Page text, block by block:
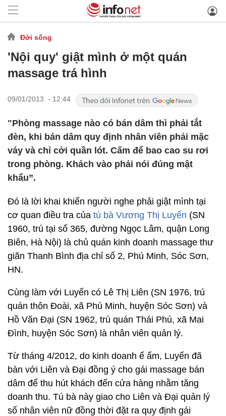
Đời sống
'Nội quy' giật mình ở một quán
massage trá hình
09/01/2013 - 12:44
"Phòng massage nào có bán dâm thì phải tắt
đèn, khi bán dâm quy định nhân viên phải mặc
váy và chỉ cởi quần lót. Cấm để bao cao su rơi
trong phòng. Khách vào phải nói đúng mật
khẩu”.
Đó là lời khai khiến người nghe phải giật mình tại
cơ quan điều tra của tú bà Vương Thị Luyến (SN
1960, trú tại số 365, đường Ngọc Lâm, quận Long
Biên, Hà Nội) là chủ quán kinh doanh massage thư
giãn Thanh Bình địa chỉ số 2, Phú Minh, Sóc Sơn,
HN.
Cùng làm với Luyến có Lê Thị Liên (SN 1976, trú
quán thôn Đoài, xã Phú Minh, huyện Sóc Sơn) và
Hồ Văn Đại (SN 1962, trú quán Thái Phú, xã Mai
Đình, huyện Sóc Sơn) là nhân viên quản lý.
Từ tháng 4/2012, do kinh doanh ế ẩm, Luyến đã
bàn với Liên và Đại đồng ý cho gái massage bán
dâm để thu hút khách đến cửa hàng nhằm tăng
doanh thu. Tú bà này giao cho Liên và Đại quản lý
số nhân viên nữ đồng thời đặt ra quy định gái